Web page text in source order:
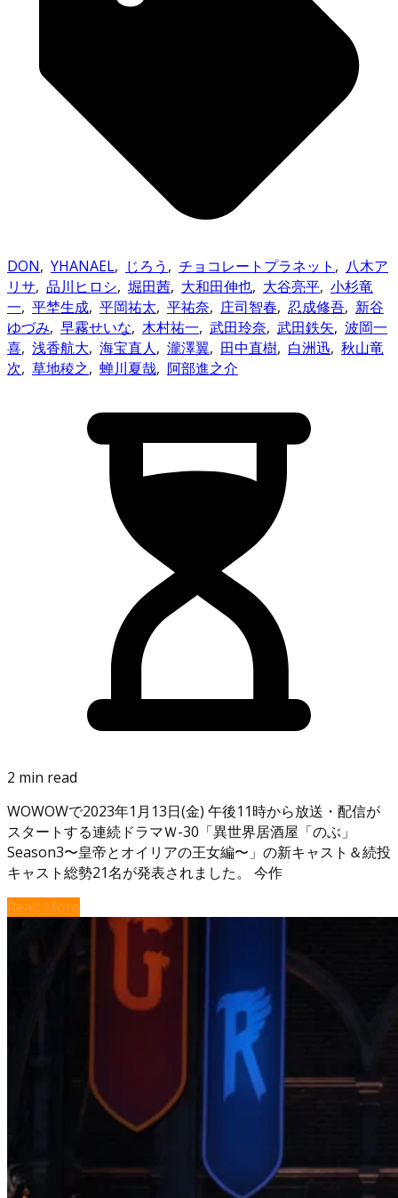
DON, YHANAEL, じろう , チョコレートプラネット , 八木ア
リサ, 品川ヒロシ, 堀田茜, 大和田伸也, 大谷亮平, 小杉竜
一, 平埜生成, 平岡祐太, 平祐奈, 庄司智春, 忍成修吾, 新谷
ゆづみ, 早霧せいな, 木村祐一, 武田玲奈, 武田鉄矢, 波岡一
喜, 浅香航大, 海宝直人, 瀧澤翼, 田中直樹, 白洲迅, 秋山竜
次, 草地稜之, 蝉川夏哉, 阿部進之介
2 min read
WOWOWで2023年1月13日(金) 午後11時から放送・配信が
スタートする連続ドラマＷ-30「異世界居酒屋「のぶ」
Season3〜皇帝とオイリアの王女編〜」の新キャスト＆続投
キャスト総勢21名が発表されました。 今作
Read More